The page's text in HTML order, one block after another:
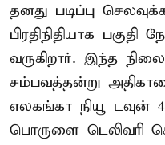
தனது படிப்பு
பிரதிநிதியாக
வருகிறார். இந்த
சம்பவத்தன்று
எலகங்கா நியூ டவுன்
பொருளை டெலிவரி